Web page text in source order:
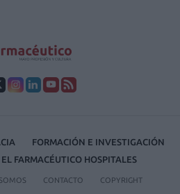
FORMACIÓN E INVESTIGACIÓN
EL FARMACÉUTICO HOSPITALES
CONTACTO COPYRIGHT